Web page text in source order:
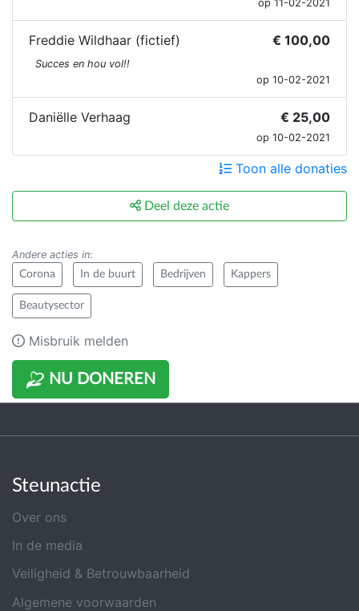
NU DONEREN
op 11-02-2021
Freddie Wildhaar (fictief) € 100,00
Succes en hou vol!!
op 10-02-2021
Daniëlle Verhaag € 25,00
op 10-02-2021
Toon alle donaties
Deel deze actie
Andere acties in:
Corona In de buurt Bedrijven Kappers
Beautysector
Misbruik melden
Steunactie
Over ons
In de media
Veiligheid & Betrouwbaarheid
Algemene voorwaarden